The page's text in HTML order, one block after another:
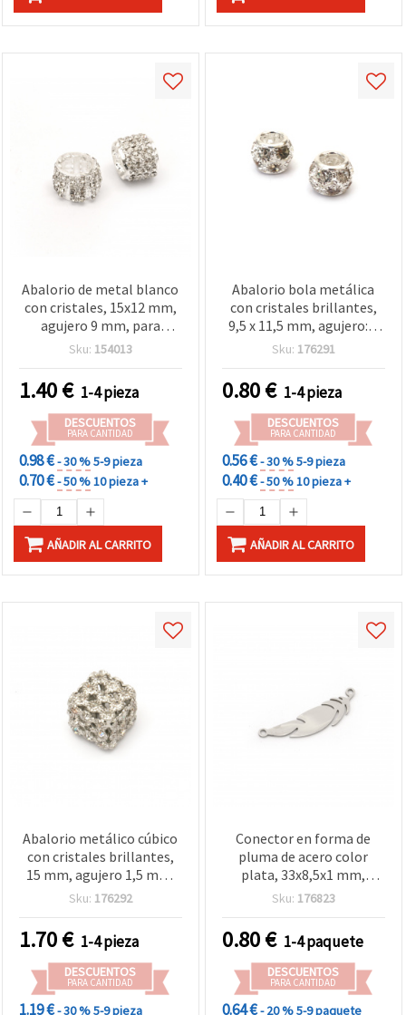
Abalorio de metal blanco
con cristales, 15x12 mm,
agujero 9 mm, para
bisutería y manualidades
Sku: 154013
1.40€ 1-4 pieza
DESCUENTOS
PARA CANTIDAD
0.98 €- 30 %5-9 pieza
0.70 €- 50 %10 pieza +
AÑADIR AL CARRITO
Abalorio bola metálica
con cristales brillantes,
9,5 x 11,5 mm, agujero: 5
mm, color plateado, para
Sku: 176291
0.80€ 1-4 pieza
DESCUENTOS
PARA CANTIDAD
0.56 €- 30 %5-9 pieza
0.40 €- 50 %10 pieza +
AÑADIR AL CARRITO
Abalorio metálico cúbico
con cristales brillantes,
15 mm, agujero 1,5 mm,
color plata
Sku: 176292
1.70€ 1-4 pieza
DESCUENTOS
PARA CANTIDAD
1.19 €- 30 %5-9 pieza
Conector en forma de
pluma de acero color
plata, 33x8,5x1 mm,
agujero 1,5 mm, 2 piezas –
Sku: 176823
0.80€ 1-4 paquete
DESCUENTOS
PARA CANTIDAD
0.64 €- 20 %5-9 paquete